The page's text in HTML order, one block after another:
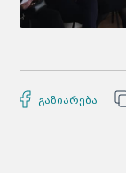
გაზიარება